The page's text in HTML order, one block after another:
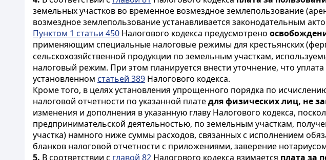
земельных участков во временное возмездное землепользование
возмездное землепользование устанавливается законодательным
Пунктом 1 статьи 450 Налогового кодекса предусмотрено
применяющим специальные налоговые режимыдля крестьянских
сельскохозяйственной продукции по земельным участкам,
налоговый режим. При этом планируется внести уточнение, что
установленном статьей 389 Налогового кодекса.
Кроме того, в целях установления упрощенного порядка по
налоговой отчетности по указанной платедля физических лиц, не
изменения и дополнения в указанную главу Налогового кодекса,
предпринимательской деятельностью, по земельным участкам,
участка) намного ниже суммы расходов, связанных с исполнением
бланков налоговой отчетности с приложениями, заверение
5. В соответствии с главой 82 Налогового кодекса взимается плата за